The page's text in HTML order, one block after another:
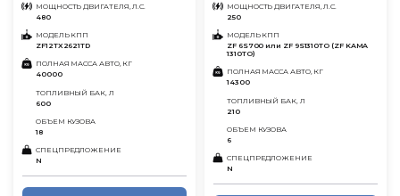
МОЩНОСТЬ ДВИГАТЕЛЯ, Л.С.
480
МОДЕЛЬ КПП
ZF12TX2621TD
ПОЛНАЯ МАССА АВТО, КГ
40000
ТОПЛИВНЫЙ БАК, Л
600
ОБЪЕМ КУЗОВА
18
СПЕЦПРЕДЛОЖЕНИЕ
N
МОЩНОСТЬ ДВИГАТЕЛЯ, Л.С.
250
МОДЕЛЬ КПП
ZF 6S700 или ZF 9S1310TO (ZF KAMA
1310TO)
ПОЛНАЯ МАССА АВТО, КГ
14300
ТОПЛИВНЫЙ БАК, Л
210
ОБЪЕМ КУЗОВА
6
СПЕЦПРЕДЛОЖЕНИЕ
N